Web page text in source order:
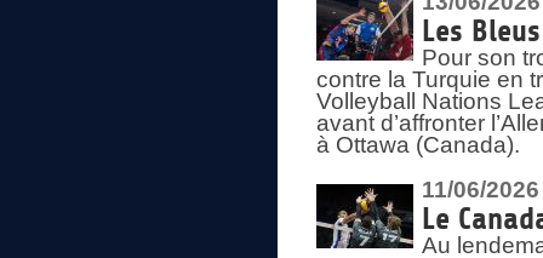
Les
Pour son
contre la Turquie en
Volleyball Nations
avant d’affronter
à Ottawa (Canada).
11/06/2026
Le
Au